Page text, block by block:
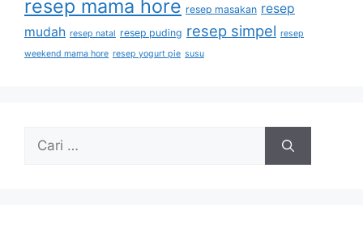
resep mama hore resep masakan resep
mudah resep natal resep puding resep simpel resep
weekend mama hore resep yogurt pie susu